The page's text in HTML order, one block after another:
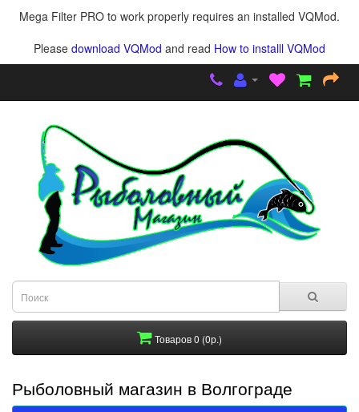
Mega Filter PRO to work properly requires an installed VQMod.
Please download VQMod and read How to installl VQMod
Товаров 0 (0р.)
Рыболовный магазин в Волгограде